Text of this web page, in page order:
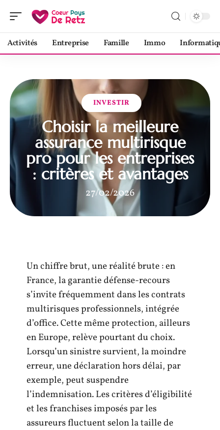
Activités Entreprise Famille Immo
INVESTIR
Choisir la meilleure
assurance multirisque
pro pour les entreprises
: critères et avantages
27/02/2026
Un chiffre brut, une réalité brute : en
France, la garantie défense-recours
s’invite fréquemment dans les contrats
multirisques professionnels, intégrée
d’office. Cette même protection, ailleurs
en Europe, relève pourtant du choix.
Lorsqu’un sinistre survient, la moindre
erreur, une déclaration hors délai, par
exemple, peut suspendre
l’indemnisation. Les critères d’éligibilité
et les franchises imposés par les
assureurs fluctuent selon la taille de